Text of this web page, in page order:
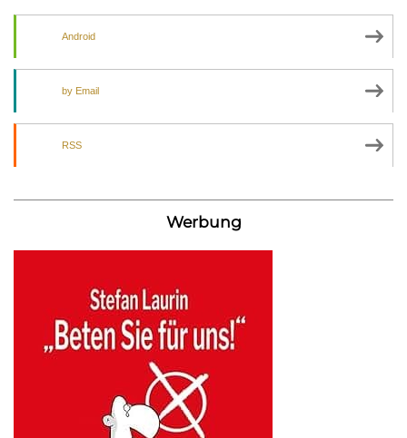
Android
by Email
RSS
Werbung